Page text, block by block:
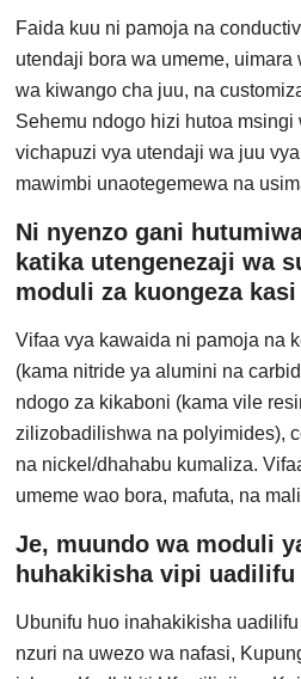
Faida kuu ni pamoja na
utendaji bora wa umeme,
wa kiwango cha juu, na
Sehemu ndogo hizi hutoa msingi
vichapuzi vya utendaji wa juu
mawimbi unaotegemewa na
Ni nyenzo gani
katika utengenezaji wa
moduli za kuongeza kasi
Vifaa vya kawaida ni pamoja na
(kama nitride ya alumini na
ndogo za kikaboni (kama vile
zilizobadilishwa na polyimides),
na nickel/dhahabu kumaliza.
umeme wao bora, mafuta, na
Je, muundo wa moduli
huhakikisha vipi
Ubunifu huo inahakikisha
nzuri na uwezo wa nafasi,